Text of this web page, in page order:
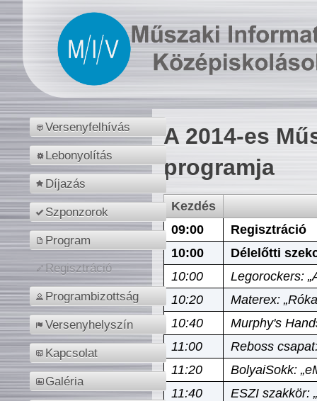
Versenyfelhívás
Lebonyolítás
Díjazás
Szponzorok
Program
Regisztráció
Programbizottság
Versenyhelyszín
Kapcsolat
Galéria
A 2014-es
programja
Kezdés
09:00
Regisztráció
10:00
Délelőtti
10:00
Legorockers:
10:20
Materex:
10:40
Murphy's
11:00
Reboss
11:20
BolyaiSokk:
11:40
ESZI szakkör: